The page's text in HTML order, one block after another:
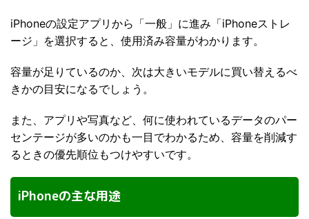
iPhoneの設定アプリから「一般」に進み「iPhoneストレ
ージ」を選択すると、使用済み容量がわかります。
容量が足りているのか、次は大きいモデルに買い替えるべ
きかの目安になるでしょう。
また、アプリや写真など、何に使われているデータのパー
センテージが多いのかも一目でわかるため、容量を削減す
るときの優先順位もつけやすいです。
iPhoneの主な用途